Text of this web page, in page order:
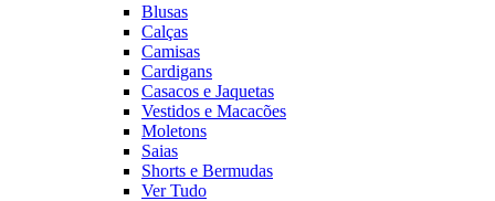
Blusas
Calças
Camisas
Cardigans
Casacos e Jaquetas
Vestidos e Macacões
Moletons
Saias
Shorts e Bermudas
Ver Tudo